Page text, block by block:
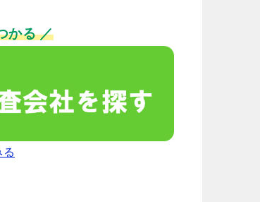
かる ／
る